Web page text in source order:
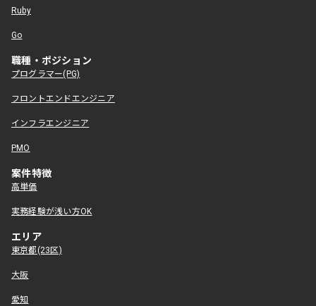
Ruby
Go
職種・ポジション
プログラマー(PG)
フロントエンドエンジニア
インフラエンジニア
PMO
案件特徴
高単価
実務経験が浅い方OK
エリア
東京都(23区)
大阪
愛知